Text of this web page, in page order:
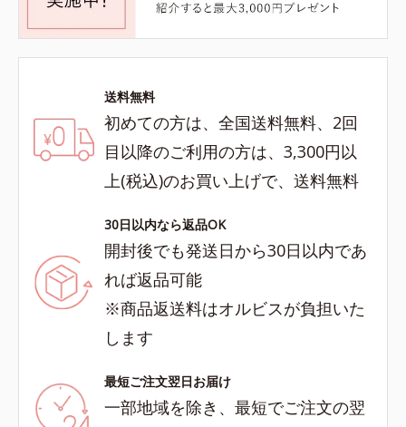
送料無料
初めての方は、全国送料無料、2回
目以降のご利用の方は、3,300円以
上(税込)のお買い上げで、送料無料
30日以内なら返品OK
開封後でも発送日から30日以内であ
れば返品可能
※商品返送料はオルビスが負担いた
します
最短ご注文翌日お届け
一部地域を除き、最短でご注文の翌